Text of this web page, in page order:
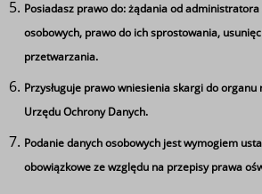
V Nowosolskie Targi Pracy
Ta strona wykorzystuje
Używamy informacji zapisanych
korzystaniu z naszego serwisu. Mogą
współpracujące z nami firmy
Jeżeli wyrażasz zgodę na zapisywanie
w cookies kliknij na przycisk
Posiadasz prawo do: żądania od
osobowych, prawo do ich sprostowania,
przetwarzania.
Przysługuje prawo wniesienia skargi do
Urzędu Ochrony Danych.
Podanie danych osobowych jest wymogiem
obowiązkowe ze względu na przepisy prawa